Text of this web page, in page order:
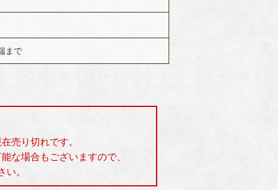
まで
売り切れです。
な場合もございますので、
い。